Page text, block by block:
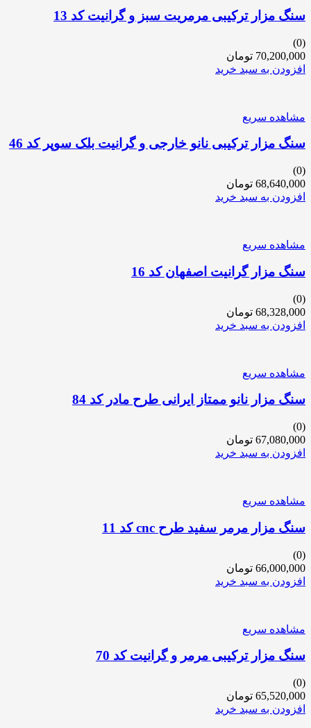
سنگ مزار ترکیبی مرمریت سبز و گرانیت کد 13
(0)
70,200,000 تومان
افزودن به سبد خرید
مشاهده سریع
سنگ مزار ترکیبی نانو خارجی و گرانیت بلک سوپر کد 46
(0)
68,640,000 تومان
افزودن به سبد خرید
مشاهده سریع
سنگ مزار گرانیت اصفهان کد 16
(0)
68,328,000 تومان
افزودن به سبد خرید
مشاهده سریع
سنگ مزار نانو ممتاز ایرانی طرح مادر کد 84
(0)
67,080,000 تومان
افزودن به سبد خرید
مشاهده سریع
سنگ مزار مرمر سفید طرح cnc کد 11
(0)
66,000,000 تومان
افزودن به سبد خرید
مشاهده سریع
سنگ مزار ترکیبی مرمر و گرانیت کد 70
(0)
65,520,000 تومان
افزودن به سبد خرید